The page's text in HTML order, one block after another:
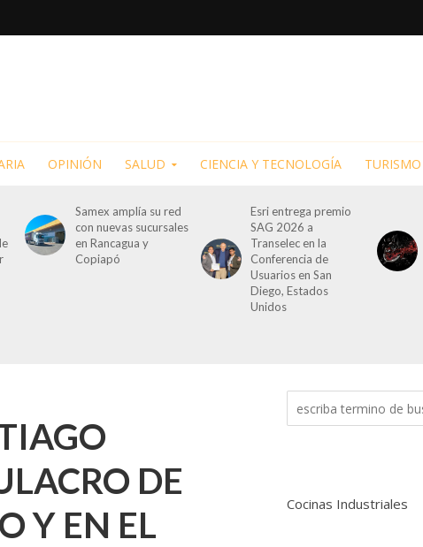
OPINIÓN SALUD CIENCIA Y TECNOLOGÍA TURISMO
Samex amplía su red
con nuevas sucursales
en Rancagua y
Copiapó
Esri entrega premio
SAG 2026 a
Transelec en la
Conferencia de
Usuarios en San
Diego, Estados
Unidos
DE
Y EN EL
Cocinas Industriales